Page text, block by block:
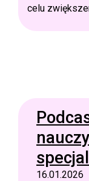
celu
16.01.2026